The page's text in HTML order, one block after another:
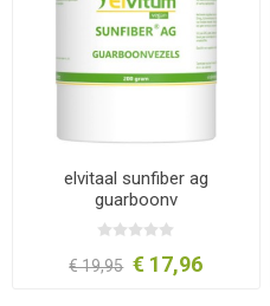
elvitaal sunfiber ag
guarboonv
€ 19,95 € 17,96